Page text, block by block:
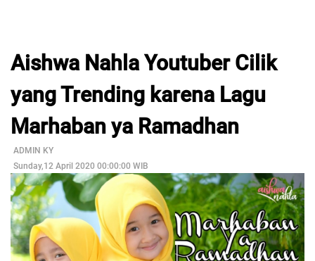
Aishwa Nahla Youtuber Cilik
yang Trending karena Lagu
Marhaban ya Ramadhan
ADMIN KY
Sunday,12 April 2020 00:00:00 WIB